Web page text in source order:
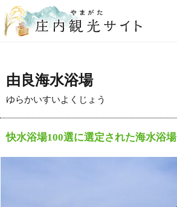
由良海水浴場
ゆらかいすいよくじょう
快水浴場100選に選定された海水浴場